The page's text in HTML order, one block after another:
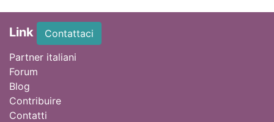
Link
Contattaci
Partner italiani
Forum
Blog
Contribuire
Contatti